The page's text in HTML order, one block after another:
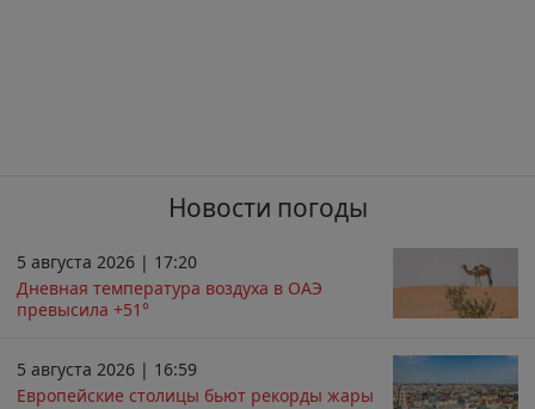
Новости погоды
5 августа 2026 | 17:20
Дневная температура воздуха в ОАЭ
превысила +51°
5 августа 2026 | 16:59
Европейские столицы бьют рекорды жары